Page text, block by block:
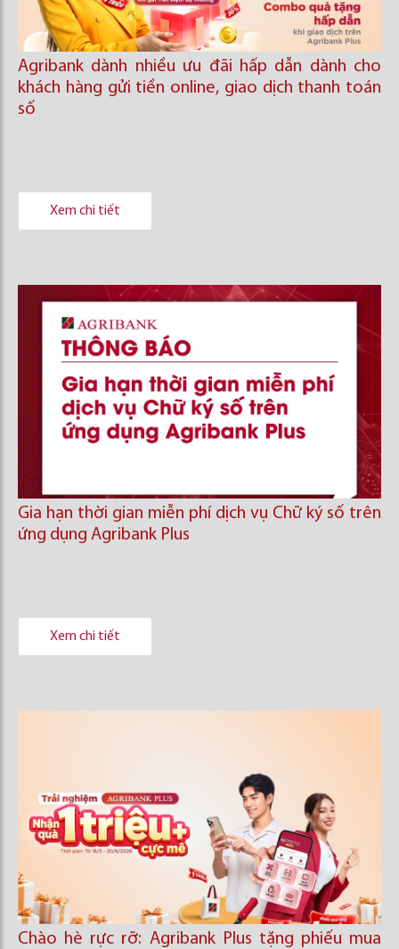
Agribank dành nhiều ưu đãi hấp dẫn dành cho
khách hàng gửi tiền online, giao dịch thanh toán
số
Xem chi tiết
Gia hạn thời gian miễn phí dịch vụ Chữ ký số trên
ứng dụng Agribank Plus
Xem chi tiết
Chào hè rực rỡ: Agribank Plus tặng phiếu mua